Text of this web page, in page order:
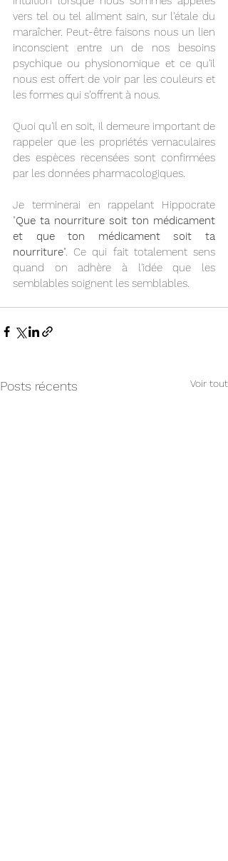
vers tel ou tel aliment sain, sur l'étale du
maraîcher. Peut-être faisons nous un lien
inconscient entre un de nos besoins
psychique ou physionomique et ce qu'il
nous est offert de voir par les couleurs et
les formes qui s'offrent à nous.
Quoi qu'il en soit, il demeure important de
rappeler que les propriétés vernaculaires
des espèces recensées sont confirmées
par les données pharmacologiques.
Je terminerai en rappelant Hippocrate
"Que ta nourriture soit ton médicament
et que ton médicament soit ta
nourriture". Ce qui fait totalement sens
quand on adhère à l'idée que les
semblables soignent les semblables.
Posts récents Voir tout